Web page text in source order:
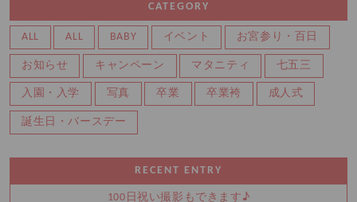
CATEGORY
ALL ALL BABY イベント お宮参り・百日
お知らせ キャンペーン マタニティ 七五三
入園・入学 写真 卒業 卒業袴 成人式
誕生日・バースデー
RECENT ENTRY
100日祝い撮影もできます♪